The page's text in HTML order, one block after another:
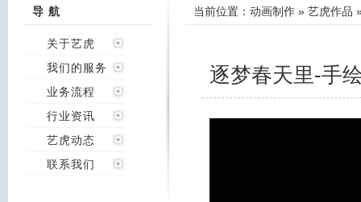
导 航
关于艺虎
我们的服务
业务流程
行业资讯
艺虎动态
联系我们
当前位置： 动画制作 » 艺虎作品
逐梦春天里-手